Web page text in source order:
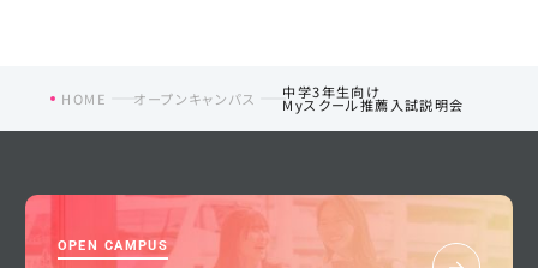
HOME オープンキャンパス 中学3年生向け
Myスクール推薦入試説明会
OPEN CAMPUS